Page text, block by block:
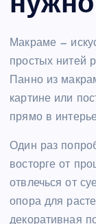
Макраме —
простых нитей
Панно из
картине или
прямо в
Один раз
восторге от
отвлечься от
опора для
декоративная